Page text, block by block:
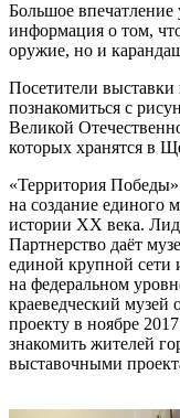
Большое впечатление
информация о том,
оружие, но и
Посетители
познакомиться с
Великой
которых хранятся в
«Территория
на создание единого
истории ХХ века.
Партнерство даёт
единой крупной сети
на федеральном
краеведческий
проекту в ноябре
знакомить жителей
выставочными